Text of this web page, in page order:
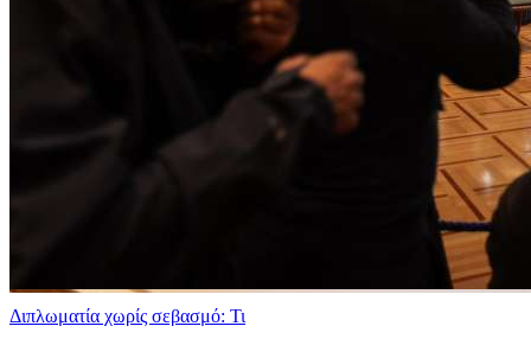
Διπλωματία χωρίς σεβασμό: Τι